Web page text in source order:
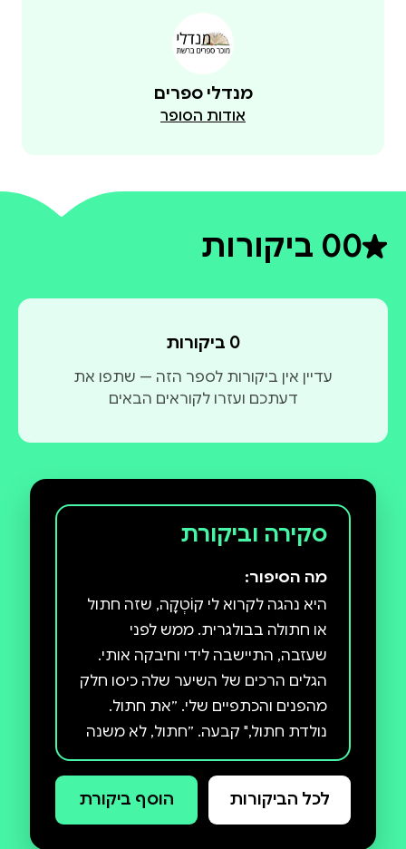
מנדלי ספרים
אודות הסופר
0דירוג ממוצע 0 מתוך 5
0 ביקורות
0 ביקורות
עדיין אין ביקורות לספר הזה — שתפו את
דעתכם ועזרו לקוראים הבאים
סקירה וביקורת
מה הסיפור:
היא נהגה לקרוא לי קוֹטְקָה, שזה חתול
או חתולה בבולגרית. ממש לפני
שעזבה, התיישבה לידי וחיבקה אותי.
הגלים הרכים של השיער שלה כיסו חלק
מהפנים והכתפיים שלי. ״את חתול.
נולדת חתול," קבעה. ״חתול, לא משנה
מאיזה גובה תזרקי אותו, תמיד ייפול על
הרגליים. זה מאבא שלך, זה לא ממני."
קוטקה היא אביה, נשואה לאלון, אמא
לכל הביקורות הוסף ביקורת